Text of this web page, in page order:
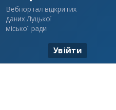
Вебпортал відкритих
даних Луцької
міської ради
Увійти